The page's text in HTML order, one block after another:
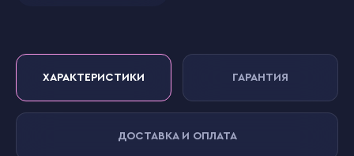
ХАРАКТЕРИСТИКИ ГАРАНТИЯ
ДОСТАВКА И ОПЛАТА